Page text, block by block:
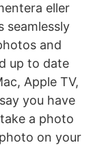
eller
seamlessly
and
up to date
Apple TV,
you have
a photo
on your